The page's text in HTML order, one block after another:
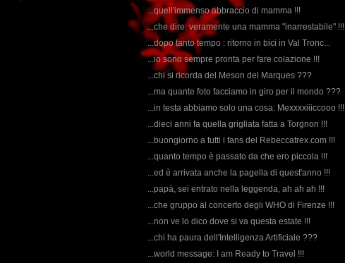
...quell'immenso abbraccio di mamma !!!
...che dire: veramente una mamma "inarrestabile" !!!
...dopo tanto tempo : ritorno in bici in Val Tronc...
...io sono sempre pronta per fare colazione !!!
...chi si ricorda del Meson del Marques ???
...ma quante foto facciamo in giro per il mondo ???
...in testa abbiamo solo una cosa: Mexxxxiiiccooo !!!
...dieci anni fa quella grigliata fatta a Torgnon !!!
...buongiorno a tutti i fans del Rebeccatrex.com !!!
...quanto tempo è passato da che ero piccola !!!
...ed è arrivata anche la pagella di quest'anno !!!
...papà, sei entrato nella leggenda, ah ah ah !!!
...che gruppo al concerto degli WHO di Firenze !!!
...non ve lo dico dove si va questa estate !!!
...chi ha paura dell'Intelligenza Artificiale ???
...world message: I am Ready to Travel !!!